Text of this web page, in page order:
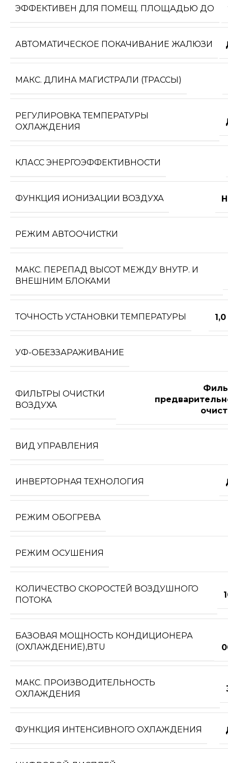
ЭФФЕКТИВЕН ДЛЯ ПОМЕЩ. ПЛОЩАДЬЮ ДО
АВТОМАТИЧЕСКОЕ ПОКАЧИВАНИЕ ЖАЛЮЗИ
МАКС. ДЛИНА МАГИСТРАЛИ (ТРАССЫ)
РЕГУЛИРОВКА ТЕМПЕРАТУРЫ
ОХЛАЖДЕНИЯ
КЛАСС ЭНЕРГОЭФФЕКТИВНОСТИ
ФУНКЦИЯ ИОНИЗАЦИИ ВОЗДУХА
РЕЖИМ АВТООЧИСТКИ
МАКС. ПЕРЕПАД ВЫСОТ МЕЖДУ ВНУТР. И
ВНЕШНИМ БЛОКАМИ
ТОЧНОСТЬ УСТАНОВКИ ТЕМПЕРАТУРЫ
УФ-ОБЕЗЗАРАЖИВАНИЕ
ФИЛЬТРЫ ОЧИСТКИ
ВОЗДУХА
ВИД УПРАВЛЕНИЯ
ИНВЕРТОРНАЯ ТЕХНОЛОГИЯ
РЕЖИМ ОБОГРЕВА
РЕЖИМ ОСУШЕНИЯ
КОЛИЧЕСТВО СКОРОСТЕЙ ВОЗДУШНОГО
ПОТОКА
БАЗОВАЯ МОЩНОСТЬ КОНДИЦИОНЕРА
(ОХЛАЖДЕНИЕ),BTU
МАКС. ПРОИЗВОДИТЕЛЬНОСТЬ
ОХЛАЖДЕНИЯ
ФУНКЦИЯ ИНТЕНСИВНОГО ОХЛАЖДЕНИЯ